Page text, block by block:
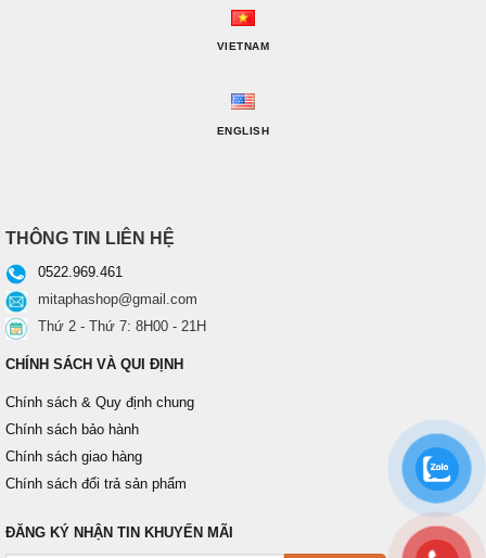
VIETNAM
ENGLISH
THÔNG TIN LIÊN HỆ
0522.969.461
mitaphashop@gmail.com
Thứ 2 - Thứ 7: 8H00 - 21H
CHÍNH SÁCH VÀ QUI ĐỊNH
Chính sách & Quy định chung
Chính sách bảo hành
Chính sách giao hàng
Chính sách đổi trả sản phẩm
ĐĂNG KÝ NHẬN TIN KHUYẾN MÃI